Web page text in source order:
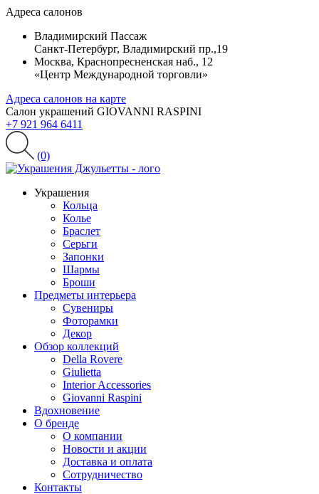
Адреса салонов
Владимирский Пассаж
Санкт-Петербург, Владимирский пр.,19
Москва, Краснопресненская наб., 12
«Центр Международной торговли»
Адреса салонов на карте
Салон украшений GIOVANNI RASPINI
+7 921 964 6411
(0)
Украшения
Кольца
Колье
Браслет
Серьги
Запонки
Шармы
Броши
Предметы интерьера
Сувениры
Фоторамки
Декор
Обзор коллекций
Della Rovere
Giulietta
Interior Accessories
Giovanni Raspini
Вдохновение
О бренде
О компании
Новости и акции
Доставка и оплата
Сотрудничество
Контакты